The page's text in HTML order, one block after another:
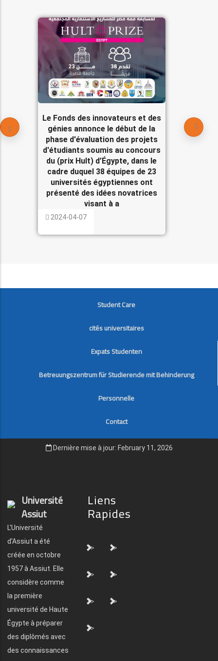
Le Fonds des innovateurs et des
génies annonce le début de la
phase d'évaluation des projets
d'étudiants soumis au concours
du (prix Hult) d’Égypte, dans le
cadre duquel 38 équipes de 23
universités égyptiennes ont
présenté des idées novatrices
visant à a
2024-04-07
FOOTER
Student Care
cités universitaires
Expats Studenten
Betreuungszentrum für Studierende mit Behinderung
Personnelle
Contact
Dernière mise à jour: February 11, 2026
Université
Assiut
L'Université
d'Assiut a été
créée en octobre
1957 à Assiut. Elle
considère comme
la première
université de Haute
Égypte à préparer
des diplômés avec
des connaissances
Liens
Rapides
"> ">
"> ">
"> ">
">